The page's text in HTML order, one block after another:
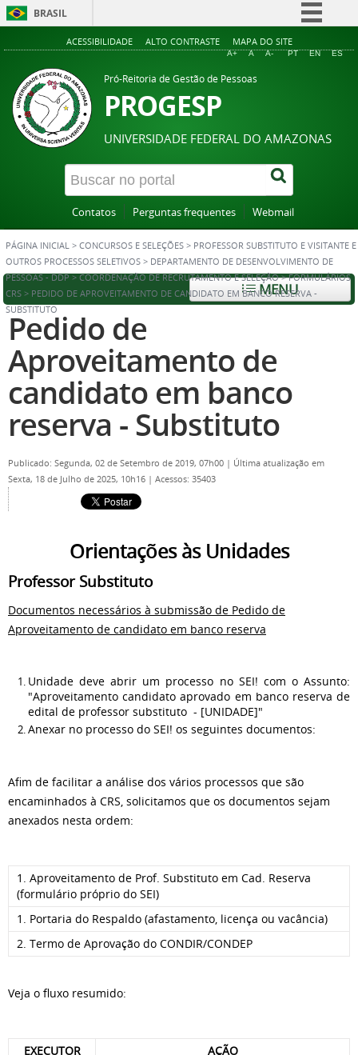
BRASIL
Simplifique!
Acesso à informação
Legislação
Canais
ACESSIBILIDADE ALTO CONTRASTE MAPA DO SITE
A+ A A- PT EN ES
Pró-Reitoria de Gestão de Pessoas
PROGESP
UNIVERSIDADE FEDERAL DO AMAZONAS
Contatos Perguntas frequentes Webmail
PÁGINA INICIAL > CONCURSOS E SELEÇÕES > PROFESSOR SUBSTITUTO E VISITANTE E
OUTROS PROCESSOS SELETIVOS > DEPARTAMENTO DE DESENVOLVIMENTO DE
PESSOAS - DDP > COORDENAÇÃO DE RECRUTAMENTO E SELEÇÃO >FORMULÁRIOS
CRS > PEDIDO DE APROVEITAMENTO DE CANDIDATO EM BANCO RESERVA -
SUBSTITUTO
MENU
Pedido de
Aproveitamento de
candidato em banco
reserva - Substituto
Publicado: Segunda, 02 de Setembro de 2019, 07h00 | Última atualização em
Sexta, 18 de Julho de 2025, 10h16 | Acessos: 35403
Orientações às Unidades
Professor Substituto
Documentos necessários à submissão de Pedido de
Aproveitamento de candidato em banco reserva
Unidade deve abrir um processo no SEI! com o Assunto:
"Aproveitamento candidato aprovado em banco reserva de
edital de professor substituto - [UNIDADE]"
Anexar no processo do SEI! os seguintes documentos:
Afim de facilitar a análise dos vários processos que são
encaminhados à CRS, solicitamos que os documentos sejam
anexados nesta ordem:
1. Aproveitamento de Prof. Substituto em Cad. Reserva
(formulário próprio do SEI)
1. Portaria do Respaldo (afastamento, licença ou vacância)
2. Termo de Aprovação do CONDIR/CONDEP
Veja o fluxo resumido:
EXECUTOR
AÇÃO